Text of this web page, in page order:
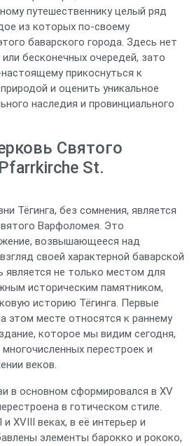
путешественнику целый ряд
из которых по-своему
баварского города. Здесь нет
бесконечных очередей, зато
прикоснуться к
и оценить уникальное
наследия и провинциального
Святого
St.
Тёгинга, без сомнения, является
Варфоломея. Это
возвышающееся над
своей характерной баварской
является не только местом для
историческим памятником,
историю Тёгинга. Первые
этом месте относятся к раннему
которое мы видим сегодня,
перестроек и
веков.
в основном сформировался в XV
в готическом стиле.
XVIII веках, в её интерьер и
элементы барокко и рококо,